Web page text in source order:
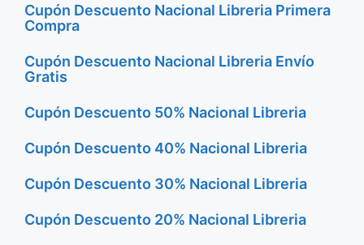
Cupón Descuento Nacional Libreria Primera
Compra
Cupón Descuento Nacional Libreria Envío
Gratis
Cupón Descuento 50% Nacional Libreria
Cupón Descuento 40% Nacional Libreria
Cupón Descuento 30% Nacional Libreria
Cupón Descuento 20% Nacional Libreria